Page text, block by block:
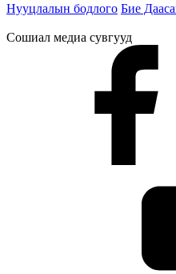
Нууцлалын бодлого Бие
Сошиал медиа сувгууд